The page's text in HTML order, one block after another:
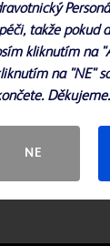
krve s tlačítkem
takže pokud
kliknutím na
na "NE"
Děkujeme.
NE